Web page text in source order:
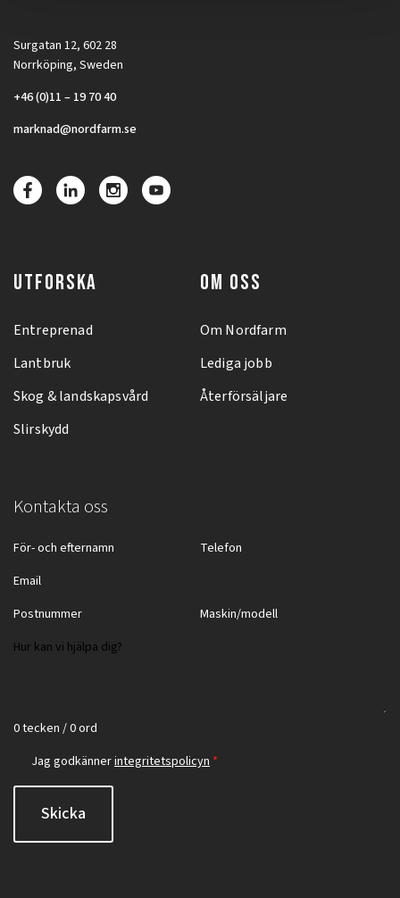
Surgatan 12, 602 28
Norrköping, Sweden
+46 (0)11 – 19 70 40
marknad@nordfarm.se
UTFORSKA
Entreprenad
Lantbruk
Skog & landskapsvård
Slirskydd
OM OSS
Om Nordfarm
Lediga jobb
Återförsäljare
Kontakta oss
0 tecken / 0 ord
Jag godkännerintegritetspolicyn *
Skicka